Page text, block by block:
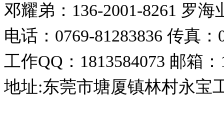
邓耀弟：136-2001-8261 罗海
电话：0769-81283836 传真：
工作QQ：1813584073 邮箱：
地址:东莞市塘厦镇林村永宝